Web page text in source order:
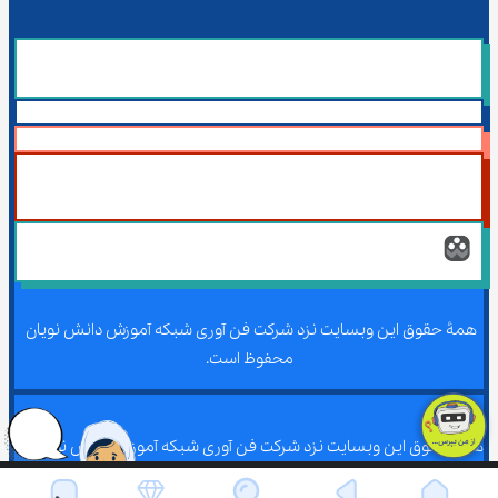
همۀ حقوق این وبسایت نزد شرکت فن آوری شبکه آموزش دانش نویان
محفوظ است.
همۀ حقوق این وبسایت نزد شرکت فن آوری شبکه آموزش دانش نویان
محفوظ است.